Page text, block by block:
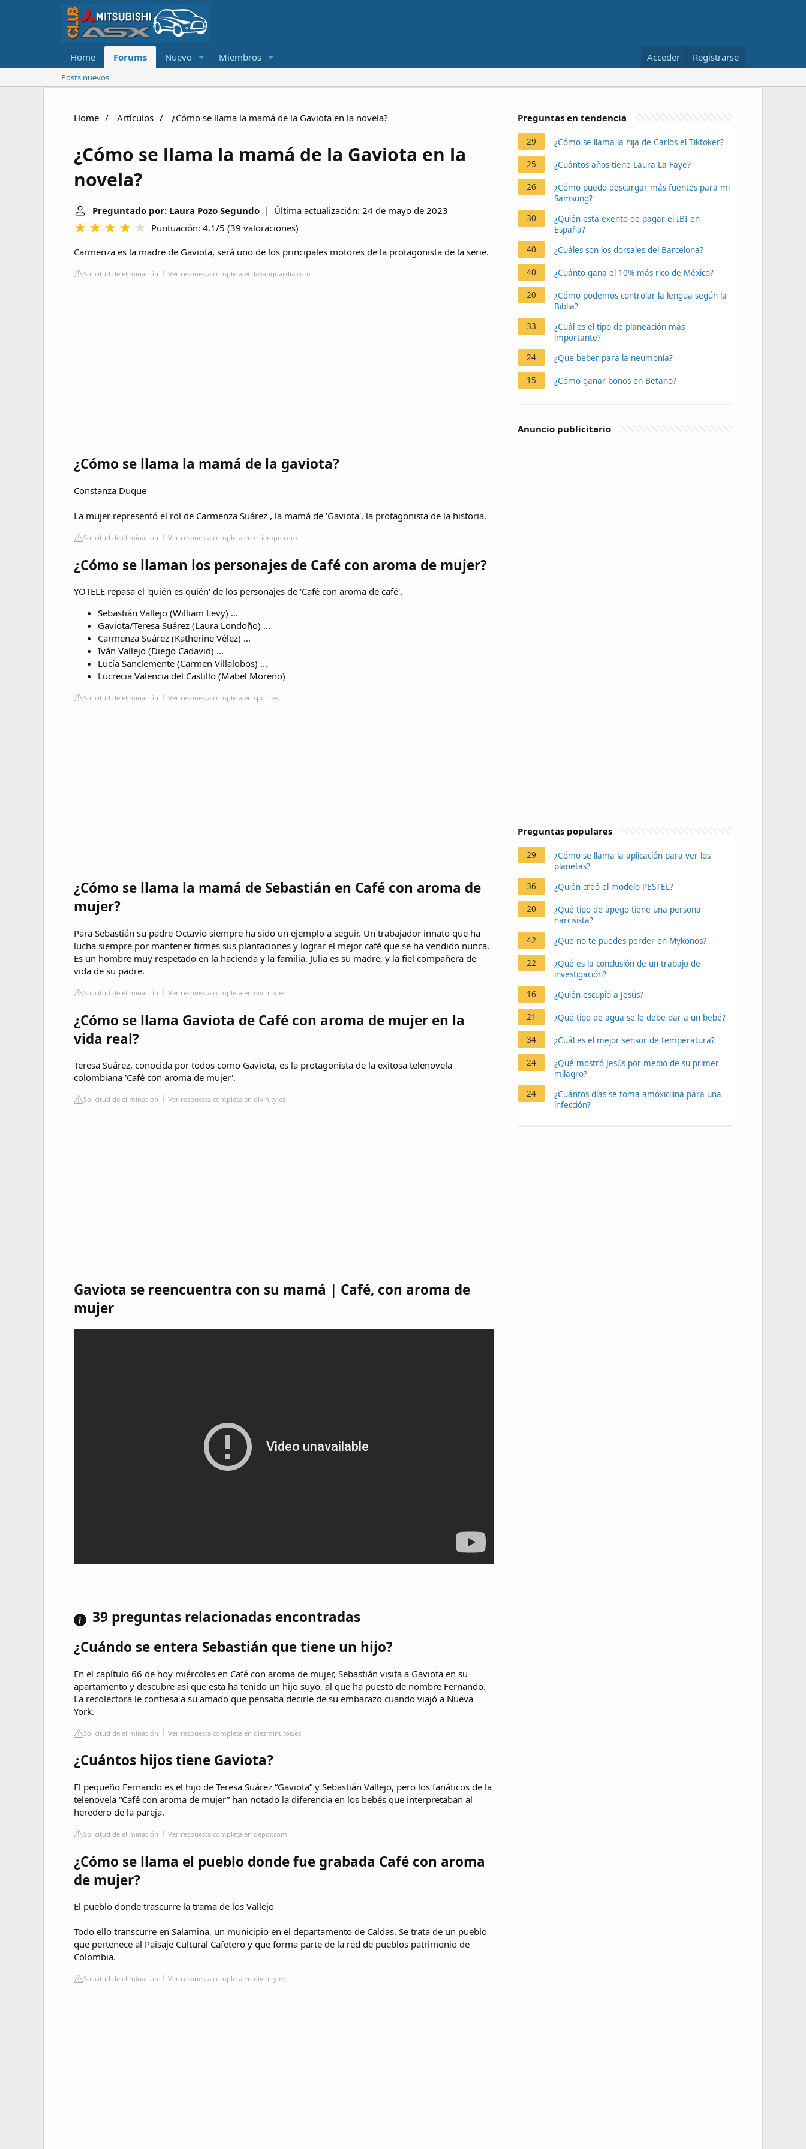
Home Forums Nuevo Miembros Acceder Registrarse
Posts nuevos
Home Artículos ¿Cómo se llama la mamá de la Gaviota en la novela?
¿Cómo se llama la mamá de la Gaviota en la
novela?
Preguntado por: Laura Pozo Segundo | Última actualización: 24 de mayo de 2023
Puntuación: 4.1/5 (39 valoraciones)
Carmenza es la madre de Gaviota, será uno de los principales motores de la protagonista de la serie.
Solicitud de eliminación Ver respuesta completa en lavanguardia.com
¿Cómo se llama la mamá de la gaviota?
Constanza Duque
La mujer representó el rol de Carmenza Suárez , la mamá de 'Gaviota', la protagonista de la historia.
Solicitud de eliminación Ver respuesta completa en eltiempo.com
¿Cómo se llaman los personajes de Café con aroma de mujer?
YOTELE repasa el 'quién es quién' de los personajes de 'Café con aroma de café'.
Sebastián Vallejo (William Levy) ...
Gaviota/Teresa Suárez (Laura Londoño) ...
Carmenza Suárez (Katherine Vélez) ...
Iván Vallejo (Diego Cadavid) ...
Lucía Sanclemente (Carmen Villalobos) ...
Lucrecia Valencia del Castillo (Mabel Moreno)
Solicitud de eliminación Ver respuesta completa en sport.es
¿Cómo se llama la mamá de Sebastián en Café con aroma de
mujer?
Para Sebastián su padre Octavio siempre ha sido un ejemplo a seguir. Un trabajador innato que ha
lucha siempre por mantener firmes sus plantaciones y lograr el mejor café que se ha vendido nunca.
Es un hombre muy respetado en la hacienda y la familia. Julia es su madre, y la fiel compañera de
vida de su padre.
Solicitud de eliminación Ver respuesta completa en divinity.es
¿Cómo se llama Gaviota de Café con aroma de mujer en la
vida real?
Teresa Suárez, conocida por todos como Gaviota, es la protagonista de la exitosa telenovela
colombiana 'Café con aroma de mujer'.
Solicitud de eliminación Ver respuesta completa en divinity.es
Gaviota se reencuentra con su mamá | Café, con aroma de
mujer
39 preguntas relacionadas encontradas
¿Cuándo se entera Sebastián que tiene un hijo?
En el capítulo 66 de hoy miércoles en Café con aroma de mujer, Sebastián visita a Gaviota en su
apartamento y descubre así que esta ha tenido un hijo suyo, al que ha puesto de nombre Fernando.
La recolectora le confiesa a su amado que pensaba decirle de su embarazo cuando viajó a Nueva
York.
Solicitud de eliminación Ver respuesta completa en diezminutos.es
¿Cuántos hijos tiene Gaviota?
El pequeño Fernando es el hijo de Teresa Suárez “Gaviota” y Sebastián Vallejo, pero los fanáticos de la
telenovela “Café con aroma de mujer” han notado la diferencia en los bebés que interpretaban al
heredero de la pareja.
Solicitud de eliminación Ver respuesta completa en depor.com
¿Cómo se llama el pueblo donde fue grabada Café con aroma
de mujer?
El pueblo donde trascurre la trama de los Vallejo
Todo ello transcurre en Salamina, un municipio en el departamento de Caldas. Se trata de un pueblo
que pertenece al Paisaje Cultural Cafetero y que forma parte de la red de pueblos patrimonio de
Colombia.
Solicitud de eliminación Ver respuesta completa en divinity.es
Preguntas en tendencia
29 ¿Cómo se llama la hija de Carlos el Tiktoker?
25 ¿Cuántos años tiene Laura La Faye?
26
¿Cómo puedo descargar más fuentes para mi
Samsung?
30
¿Quién está exento de pagar el IBI en
España?
40
¿Cuáles son los dorsales del Barcelona?
40 ¿Cuánto gana el 10% más rico de México?
20
¿Cómo podemos controlar la lengua según la
Biblia?
33
¿Cuál es el tipo de planeación más
importante?
24
¿Que beber para la neumonía?
15 ¿Cómo ganar bonos en Betano?
Anuncio publicitario
Preguntas populares
29
¿Cómo se llama la aplicación para ver los
planetas?
36
¿Quién creó el modelo PESTEL?
20
¿Qué tipo de apego tiene una persona
narcisista?
42
¿Que no te puedes perder en Mykonos?
22
¿Qué es la conclusión de un trabajo de
investigación?
16
¿Quién escupió a Jesús?
21 ¿Qué tipo de agua se le debe dar a un bebé?
34 ¿Cuál es el mejor sensor de temperatura?
24
¿Qué mostró Jesús por medio de su primer
milagro?
24
¿Cuántos días se toma amoxicilina para una
infección?